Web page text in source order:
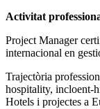
Activitat
Project Manager
internacional en
Trajectòria
hospitality, incloent-
Hotels i projectes a